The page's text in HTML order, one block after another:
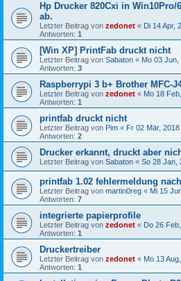
Hp Drucker 820Cxi in
ab.
Letzter Beitrag von zedonet « Di 14 Apr,
Antworten: 1
[Win XP] PrintFab druckt nicht
Letzter Beitrag von Sabaton « Mo 03 Jun,
Antworten: 3
Raspberrypi 3 b+ Brother MFC-
Letzter Beitrag von zedonet « Mo 18
Antworten: 1
printfab druckt nicht
Letzter Beitrag von Pim « Fr 02 Mär,
Antworten: 2
Drucker erkannt, druckt aber
Letzter Beitrag von Sabaton « So 28 Jan,
printfab 1.02 fehlermeldung
Letzter Beitrag von martin0reg « Mi 15
Antworten: 7
integrierte papierprofile
Letzter Beitrag von zedonet « Do 26
Antworten: 1
Druckertreiber
Letzter Beitrag von zedonet « Mo 13
Antworten: 1